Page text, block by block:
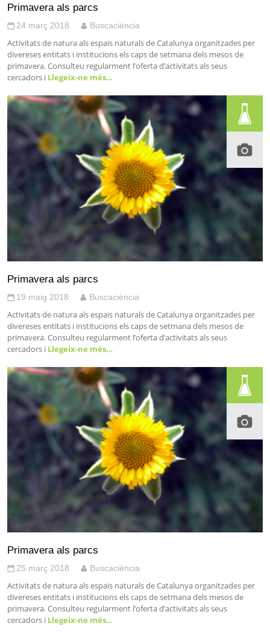
Primavera als parcs
24 març 2018 Buscaciència
Activitats de natura als espais naturals de Catalunya organitzades per
divereses entitats i institucions els caps de setmana dels mesos de
primavera. Consulteu regularment l’oferta d’activitats als seus
cercadors i Llegeix-ne més…
Primavera als parcs
19 maig 2018 Buscaciència
Activitats de natura als espais naturals de Catalunya organitzades per
divereses entitats i institucions els caps de setmana dels mesos de
primavera. Consulteu regularment l’oferta d’activitats als seus
cercadors i Llegeix-ne més…
Primavera als parcs
25 març 2018 Buscaciència
Activitats de natura als espais naturals de Catalunya organitzades per
divereses entitats i institucions els caps de setmana dels mesos de
primavera. Consulteu regularment l’oferta d’activitats als seus
cercadors i Llegeix-ne més…